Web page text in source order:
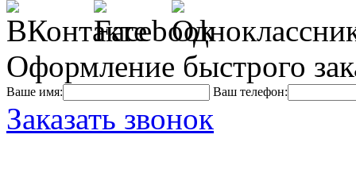
Оформление быстрого
Ваше имя: Ваш телефон:
Заказать звонок